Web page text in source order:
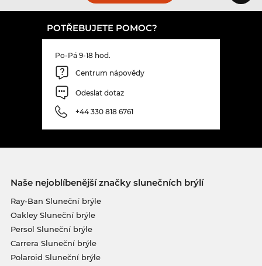
POTŘEBUJETE POMOC?
Po-Pá 9-18 hod.
Centrum nápovědy
Odeslat dotaz
+44 330 818 6761
Naše nejoblíbenější značky slunečních brýlí
Ray-Ban Sluneční brýle
Oakley Sluneční brýle
Persol Sluneční brýle
Carrera Sluneční brýle
Polaroid Sluneční brýle